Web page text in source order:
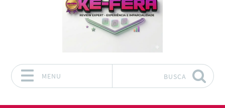
MENU BUSCA